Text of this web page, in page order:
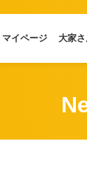
マイページ 大家